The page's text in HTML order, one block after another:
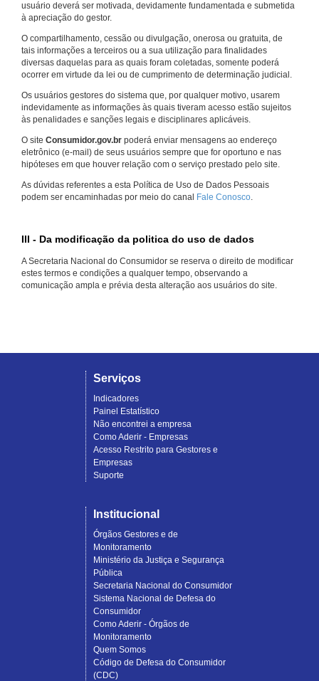
usuário deverá ser motivada, devidamente fundamentada e submetida
à apreciação do gestor.
O compartilhamento, cessão ou divulgação, onerosa ou gratuita, de
tais informações a terceiros ou a sua utilização para finalidades
diversas daquelas para as quais foram coletadas, somente poderá
ocorrer em virtude da lei ou de cumprimento de determinação judicial.
Os usuários gestores do sistema que, por qualquer motivo, usarem
indevidamente as informações às quais tiveram acesso estão sujeitos
às penalidades e sanções legais e disciplinares aplicáveis.
O site Consumidor.gov.br poderá enviar mensagens ao endereço
eletrônico (e-mail) de seus usuários sempre que for oportuno e nas
hipóteses em que houver relação com o serviço prestado pelo site.
As dúvidas referentes a esta Política de Uso de Dados Pessoais
podem ser encaminhadas por meio do canal Fale Conosco.
III - Da modificação da politica do uso de dados
A Secretaria Nacional do Consumidor se reserva o direito de modificar
estes termos e condições a qualquer tempo, observando a
comunicação ampla e prévia desta alteração aos usuários do site.
Serviços
Indicadores
Painel Estatístico
Não encontrei a empresa
Como Aderir - Empresas
Acesso Restrito para Gestores e
Empresas
Suporte
Institucional
Órgãos Gestores e de
Monitoramento
Ministério da Justiça e Segurança
Pública
Secretaria Nacional do Consumidor
Sistema Nacional de Defesa do
Consumidor
Como Aderir - Órgãos de
Monitoramento
Quem Somos
Código de Defesa do Consumidor
(CDC)